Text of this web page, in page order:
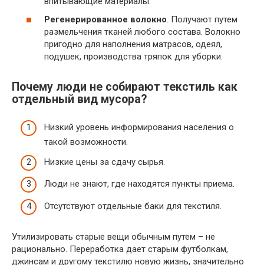
Регенерированное волокно. Получают путем
размельчения тканей любого состава. Волокно
пригодно для наполнения матрасов, одеял,
подушек, производства тряпок для уборки.
Почему люди не собирают текстиль как
отдельный вид мусора?
Низкий уровень информирования населения о
такой возможности.
Низкие цены за сдачу сырья.
Люди не знают, где находятся пункты приема.
Отсутствуют отдельные баки для текстиля.
Утилизировать старые вещи обычным путем – не
рационально. Переработка дает старым футболкам,
джинсам и другому текстилю новую жизнь, значительно